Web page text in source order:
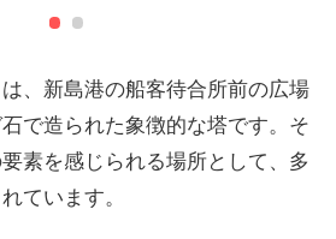
は、新島港の船客待合所前の広場
で造られた象徴的な塔です。そ
素を感じられる場所として、多
ています。